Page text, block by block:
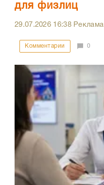
для физлиц
29.07.2026 16:38Реклама
Комментарии 0